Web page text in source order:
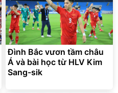
Đình Bắc vươn tầm châu
Á và bài học từ HLV Kim
Sang-sik